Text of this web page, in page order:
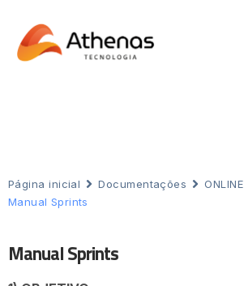
Página inicial Documentações ONLINE
Manual Sprints
Manual Sprints